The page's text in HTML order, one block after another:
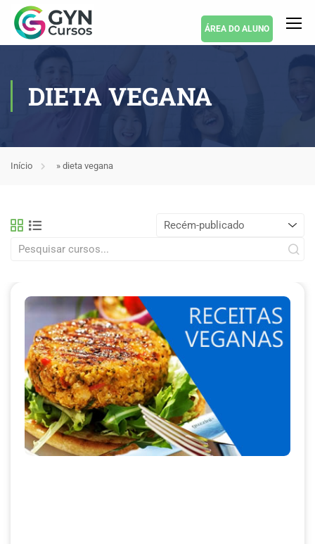
ÁREA DO ALUNO
DIETA VEGANA
Início » dieta vegana